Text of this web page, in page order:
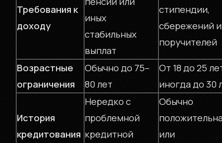
Требования к
доходу
иных
стабильных
выплат
стипендии,
сбережений
поручителей
Возрастные
ограничения
Обычно до 75–
80 лет
От 18 до 25
иногда до 30
История
кредитования
Нередко с
проблемной
кредитной
Обычно
или